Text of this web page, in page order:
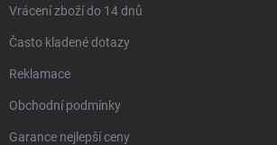
Vrácení zboží do 14 dnů
Často kladené dotazy
Reklamace
Obchodní podmínky
Garance nejlepší ceny